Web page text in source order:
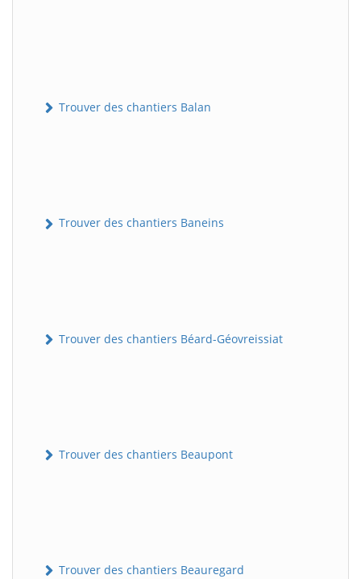
Trouver des chantiers Balan
Trouver des chantiers Baneins
Trouver des chantiers Béard-Géovreissiat
Trouver des chantiers Beaupont
Trouver des chantiers Beauregard